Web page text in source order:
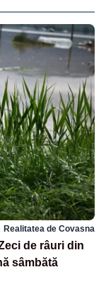
Realitatea de Covasna
de râuri din
sâmbătă